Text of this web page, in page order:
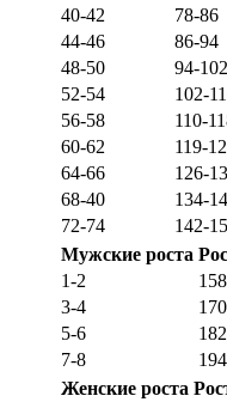
40-42
78-86
44-46
86-94
48-50
94-102
52-54
102-
56-58
110-
60-62
119-
64-66
126-
68-40
134-
72-74
142-
Мужские роста
1-2
3-4
5-6
7-8
Женские роста